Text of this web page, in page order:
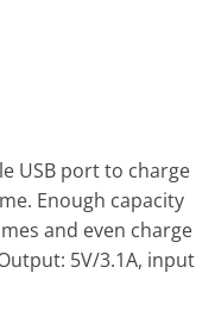
USB port to charge
Enough capacity
and even charge
5V/3.1A, input